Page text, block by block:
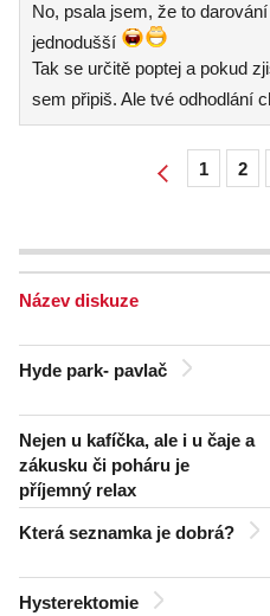
No, psala jsem, že to
jednodušší
Tak se určitě poptej a pokud
sem připiš. Ale tvé odhodlání
1 2
Název diskuze
Hyde park- pavlač
Nejen u kafíčka, ale i u čaje a
zákusku či poháru je
příjemný relax
Která seznamka je dobrá?
Hysterektomie